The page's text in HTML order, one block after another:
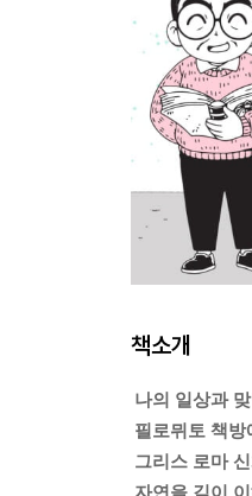
책소개
나의 일상과
필로뮈토 책방
그리스 로마
자연을 깊이